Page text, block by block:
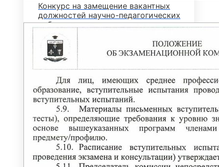
Конкурс на замещение вакантных
должностей научно-педагогических
работников
Выборы на вакантные должности
Вакансии
ОБЩИЙ ОТДЕЛ
ОЦЕНКА КАЧЕСТВА ОБРАЗОВАНИЯ
ДЕМОНСТРАЦИОННЫЙ ЭКЗАМЕН
АДАПТИРОВАННЫЕ
ОБРАЗОВАТЕЛЬНЫЕ ПРОГРАММЫ
БИБЛИОТЕКА